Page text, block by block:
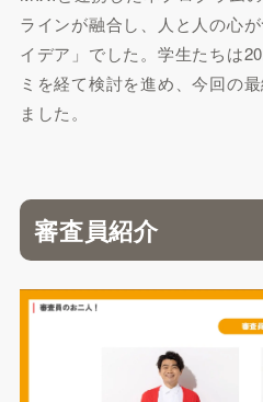
ラインが融合し、人と人の心
イデア」でした。学生たちは
ミを経て検討を進め、今回の
ました。
審査員紹介